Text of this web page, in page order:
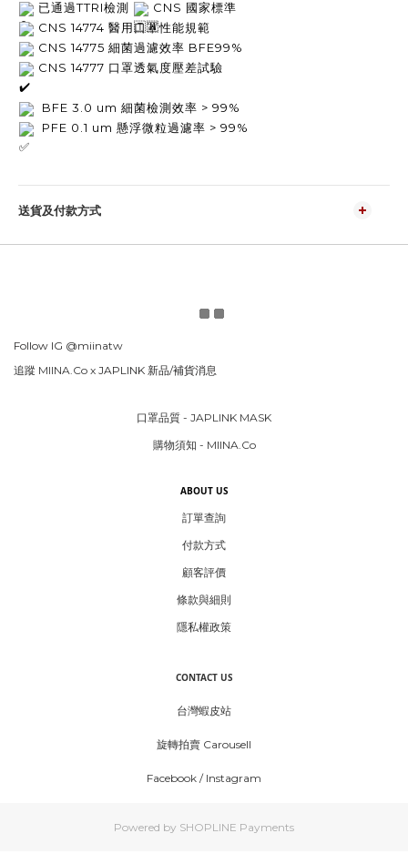
已通過TTRI檢測
CNS 國家標準
CNS 14774 醫用口罩性能規範
CNS 14775 細菌過濾效率 BFE99%
CNS 14777 口罩透氣度壓差試驗
  BFE 3.0 um 細菌檢測效率 > 99%
  PFE 0.1
um 懸浮微粒過濾率 > 99%
送貨及付款方式
Follow IG @miinatw
追蹤 MIINA.Co x JAPLINK 新品/補貨消息
口罩品質 - JAPLINK MASK
購物須知 - MIINA.Co
ABOUT US
訂單查詢
付款方式
顧客評價
條款與細則
隱私權政策
CONTACT US
台灣蝦皮站
旋轉拍賣 Carousell
Facebook / Instagram
Powered by SHOPLINE Payments